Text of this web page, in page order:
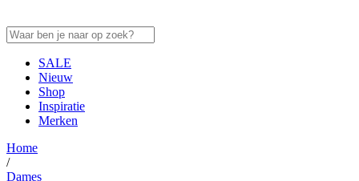
SALE
Nieuw
Shop
Inspiratie
Merken
Home
/
Dames